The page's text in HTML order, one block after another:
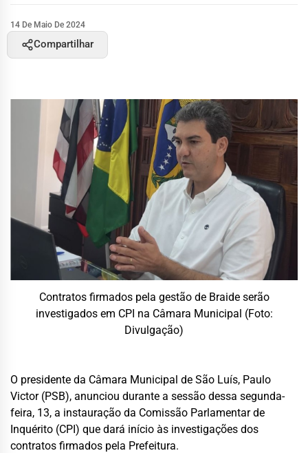
14 De Maio De 2024
Compartilhar
Contratos firmados pela gestão de Braide serão
investigados em CPI na Câmara Municipal (Foto:
Divulgação)
O presidente da Câmara Municipal de São Luís, Paulo
Victor (PSB), anunciou durante a sessão dessa segunda-
feira, 13, a instauração da Comissão Parlamentar de
Inquérito (CPI) que dará início às investigações dos
contratos firmados pela Prefeitura.